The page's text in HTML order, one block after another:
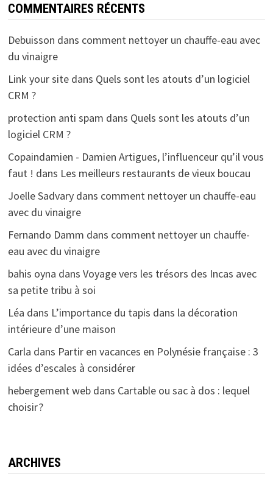
COMMENTAIRES RÉCENTS
Debuisson dans comment nettoyer un chauffe-eau avec
du vinaigre
Link your sitedans Quels sont les atouts d’un logiciel
CRM ?
protection anti spam dans Quels sont les atouts d’un
logiciel CRM ?
Copaindamien - Damien Artigues, l’influenceur qu’il vous
faut ! dans Les meilleurs restaurants de vieux boucau
Joelle Sadvarydans comment nettoyer un chauffe-eau
avec du vinaigre
Fernando Damm dans comment nettoyer un chauffe-
eau avec du vinaigre
bahis oyna dans Voyage vers les trésors des Incas avec
sa petite tribu à soi
Léa dans L’importance du tapis dans la décoration
intérieure d’une maison
Carla dans Partir en vacances en Polynésie française : 3
idées d’escales à considérer
hebergement webdans Cartable ou sac à dos : lequel
choisir ?
ARCHIVES